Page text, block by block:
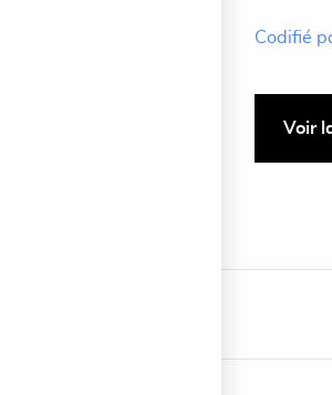
Codifié
Voir